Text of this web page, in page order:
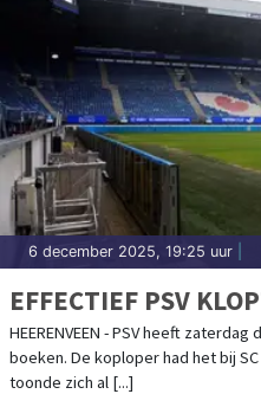
6 december 2025, 19:25 uur
EFFECTIEF PSV
HEERENVEEN - PSV heeft
boeken. De koploper had het bij
toonde zich al [...]